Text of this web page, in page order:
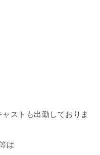
ストも出勤しておりま
は